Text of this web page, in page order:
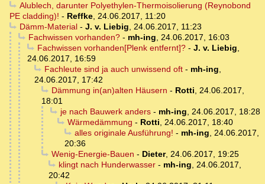
Alublech, darunter Polyethylen-Thermoisolierung (Reynobond
PE cladding)! - Reffke, 24.06.2017, 11:20
Dämm-Material- J. v. Liebig, 24.06.2017, 11:23
Fachwissen vorhanden?- mh-ing, 24.06.2017, 16:03
Fachwissen vorhanden[Plenk entfernt]?- J. v. Liebig,
24.06.2017, 16:59
Fachleute sind ja auch unwissend oft- mh-ing,
24.06.2017, 17:42
Dämmung in(an)alten Häusern - Rotti, 24.06.2017,
18:01
je nach Bauwerk anders- mh-ing, 24.06.2017, 18:28
Wärmedämmung - Rotti, 24.06.2017, 18:40
alles originale Ausführung! - mh-ing, 24.06.2017,
20:36
Wenig-Energie-Bauen - Dieter, 24.06.2017, 19:25
klingt nach Hunderwasser- mh-ing, 24.06.2017,
20:42